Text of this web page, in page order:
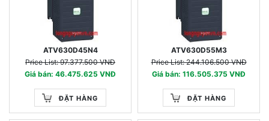
ATV630D45N4
Price List: 97.377.500 VNĐ
Giá bán: 46.475.625 VNĐ
ĐẶT HÀNG
ATV630D55M3
Price List: 244.106.500 VNĐ
Giá bán: 116.505.375 VNĐ
ĐẶT HÀNG